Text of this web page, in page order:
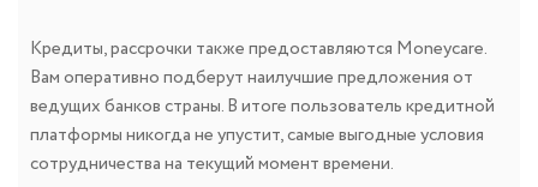
Кредиты, рассрочки также предоставляются Moneycare.
Вам оперативно подберут наилучшие предложения от
ведущих банков страны. В итоге пользователь кредитной
платформы никогда не упустит, самые выгодные условия
сотрудничества на текущий момент времени.